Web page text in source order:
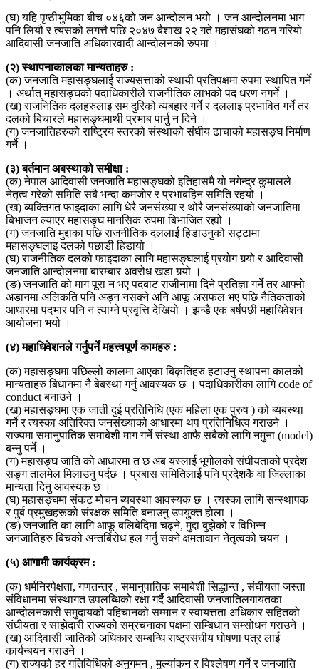
(घ) यहि पृष्ठीभुमिका बीच ०४६को जन आन्दोलन भयो । जन आन्दोलनमा भाग
पनि लियौ र त्यसको लगत्तै पछि २०४७ बैशाख २२ गते महासंघको गठन गरियो
आदिवासी जनजाति अधिकारवादी आन्दोलनको रुपमा ।
(२) स्थापनाकालका मान्यताहरु :
(क) जनजाति महासङ्घलाई राज्यसत्ताको स्थायी प्रतिपक्षमा रुपमा स्थापित गर्ने
। अर्थात् महासङ्घको पदाधिकारीले राजनीतिक लाभको पद धरण नगर्ने ।
(ख) राजनितिक दलहरुलाइ सम दुरिको व्यबहार गर्ने र दललाइ प्रभावित गर्ने तर
दलको बिचारले महासङ्घमाथी प्रभाब पार्नु न दिने ।
(ग) जनजातिहरुको राष्ट्रिय स्तरको संस्थाको संघीय ढाचाको महासङ्घ निर्माण
गर्ने ।
(३) बर्तमान अबस्थाको समीक्षा :
(क) नेपाल आदिवासी जनजाति महासङ्घको इतिहासमै यो नगेन्द्र कुमालले
नेतृत्व गरेको समिति सबै भन्दा कमजोर र प्रभाबहिन समिति रहयो ।
(ख) ब्यक्तिगत फाइदाका लागि धेरै जनसंख्या र थोरै जनसंख्याको जनजातिमा
बिभाजन ल्याएर महासङ्घ मानसिक रुपमा बिभाजित रह्यो ।
(ग) जनजाति मुद्दाका पछि राजनीतिक दललाई हिडाउनुको सट्टामा
महासङ्घलाइ दलको पछाडी हिडायो ।
(घ) राजनीतिक दलको फाइदाका लागि महासङ्घलाई प्रयोग गर्‍यो र आदिवासी
जनजाति आन्दोलनमा बारम्बार अवरोध खडा गर्‍यो ।
(ङ) जनजाति को माग पूरा न भए पदबाट राजीनामा दिने प्रतिज्ञा गर्ने तर आफ्नो
अडानमा अलिकति पनि अड्न नसक्ने अनि आफू असफल भए पछि नैतिकताको
आधारमा पदभार पनि न त्याग्ने प्रवृत्ति देखियो । झन्डै एक बर्षपछी महाधिवेशन
आयोजना भयो ।
(४) महाधिवेशनले गर्नुपर्ने महत्त्वपूर्ण कामहरु :
(क) महासङ्घमा पछिल्लो कालमा आएका बिकृतिहरु हटाउनु स्थापना कालको
मान्यताहरु बिधानमा नै बेबस्था गर्नु आवस्यक छ । पदाधिकारीका लागि code of
conduct बनाउने ।
(ख) महासङ्घमा एक जाती दुई प्रतिनिधि (एक महिला एक पुरुष ) को ब्यबस्था
गर्ने र त्यस्का अतिरिक्त जनसंख्याको आधारमा थप प्रतिनिधित्व गराउने ।
राज्यमा समानुपातिक समाबेशी माग गर्ने संस्था आफै सबैको लागि नमुना (model)
बन्नु पर्ने ।
(ग) महासङ्घ जाति को आधारमा त छ अब यस्लाई भूगोलको संघीयताको प्रदेश
सङ्ग तालमेल मिलाउनु पर्दछ । प्रबास समितिलाई पनि प्रदेशकै वा जिल्लाका
मान्यता दिनु आवस्यक छ ।
(घ) महासङ्घमा संकट मोचन ब्यबस्था आवस्यक छ । त्यस्का लागि सन्स्थापक
र पुर्ब प्रमुखहरूको संरक्षक समिति बनाउनु उपयुुक्त होला ।
(ङ) जनजाति का लागि आफू बलिबेदिमा चढ्ने, मुद्दा बुझेको र विभिन्न
जनजातिहरु बिचको अन्तर्बिरोध हल गर्नु सक्ने क्षमतावान नेतृत्वको चयन ।
(५) आगामी कार्यक्रम :
(क) धर्मनिरपेक्षता, गणतन्त्र , समानुपातिक समाबेशी सिद्धान्त , संघीयता जस्ता
संविधानमा संस्थागत उपलब्धिको रक्षा गर्दै आदिवासी जनजातिलगायतका
आन्दोलनकारी समुदायको पहिचानको सम्मान र स्वायत्तता अधिकार सहितको
संघीयता र साझेदारी राज्यको सम्रचनाका पक्षमा सम्बिधान सम्सोधन गराउने ।
(ख) आदिवासी जातिको अधिकार सम्बन्धि राष्ट्रसंघीय घोषणा पत्र लाई
कार्यन्बयन गराउने ।
(ग) राज्यको हर गतिविधिको अनुगमन , मुल्यांकन र विश्लेषण गर्ने र जनजाति